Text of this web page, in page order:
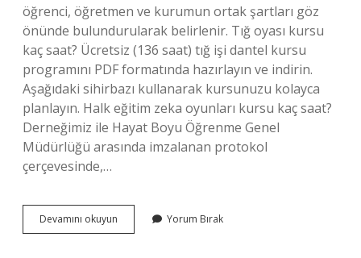
öğrenci, öğretmen ve kurumun ortak şartları göz
önünde bulundurularak belirlenir. Tığ oyası kursu
kaç saat? Ücretsiz (136 saat) tığ işi dantel kursu
programını PDF formatında hazırlayın ve indirin.
Aşağıdaki sihirbazı kullanarak kursunuzu kolayca
planlayın. Halk eğitim zeka oyunları kursu kaç saat?
Derneğimiz ile Hayat Boyu Öğrenme Genel
Müdürlüğü arasında imzalanan protokol
çerçevesinde,…
Devamını okuyun
Kursu
Yorum Bırak